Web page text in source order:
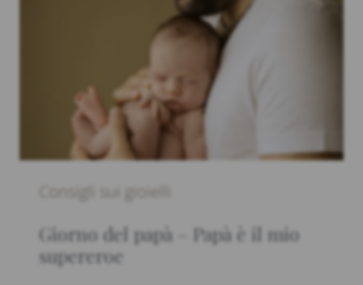
Consigli sui gioielli
Giorno del papà – Papà è il mio
supereroe